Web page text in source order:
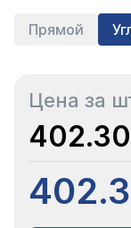
Прямой
Цена за